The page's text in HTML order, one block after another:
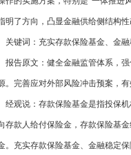
明了方向，凸显金融供给侧结构
关键词：充实存款保险基金、金
报告原文：健全金融监管体系，
。完善应对外部风险冲击预案，
经观说：存款保险基金是指投保
存款人给付保险金，存款保险基
。充实存款保险基金、金融稳定